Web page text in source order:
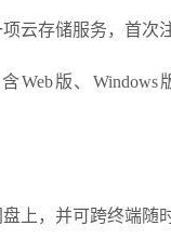
项云存储服务，首次
版、Windows
上，并可跨终端随